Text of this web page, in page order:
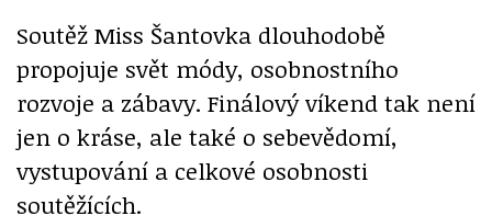
Soutěž Miss Šantovka dlouhodobě
propojuje svět módy, osobnostního
rozvoje a zábavy. Finálový víkend tak není
jen o kráse, ale také o sebevědomí,
vystupování a celkové osobnosti
soutěžících.